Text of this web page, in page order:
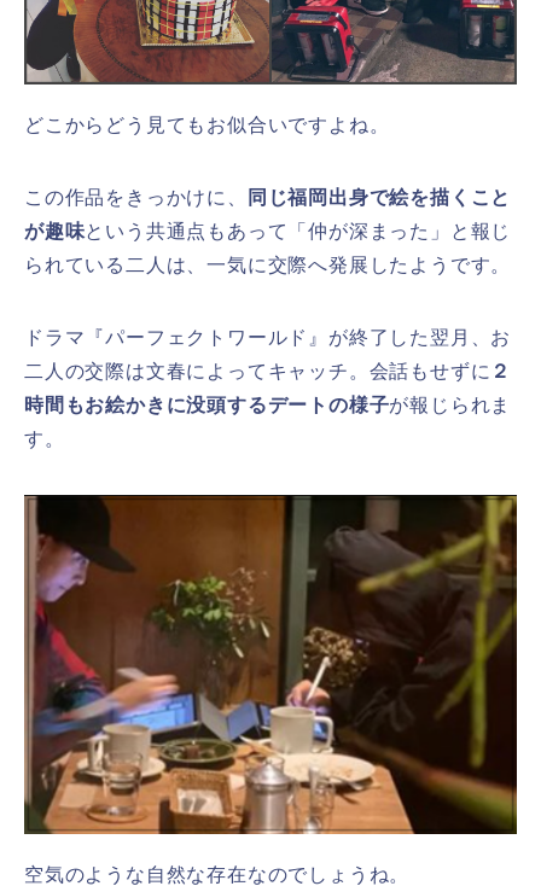
どこからどう見てもお似合いですよね。
この作品をきっかけに、
同じ福岡出身で絵を描くこと
が趣味という共通点もあって「仲が深まった」と報じ
られている二人は、一気に交際へ発展したようです。
ドラマ『パーフェクトワールド』が終了した翌月
、お
二人の交際は文春によってキャッチ。会話もせずに ２
時間もお絵かきに没頭するデートの様子が報じられま
す。
空気のような自然な存在なのでしょうね。